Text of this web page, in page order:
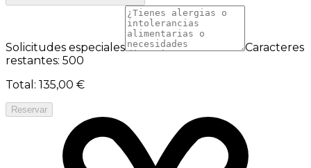
Solicitudes especiales
Caracteres
restantes: 500
Total : 135,00 €
Reservar